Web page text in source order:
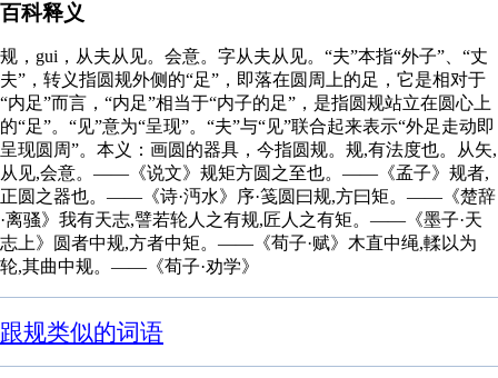
百科释义
规，gui，从夫从见。会意。字从夫从见。“夫”本指“外子”、“丈
夫”，转义指圆规外侧的“足”，即落在圆周上的足，它是相对于
“内足”而言，“内足”相当于“内子的足”，是指圆规站立在圆心上
的“足”。“见”意为“呈现”。“夫”与“见”联合起来表示“外足走动即
呈现圆周”。本义：画圆的器具，今指圆规。规,有法度也。从矢,
从见,会意。——《说文》规矩方圆之至也。——《孟子》规者,
正圆之器也。——《诗·沔水》序·笺圆曰规,方曰矩。——《楚辞
·离骚》我有天志,譬若轮人之有规,匠人之有矩。——《墨子·天
志上》圆者中规,方者中矩。——《荀子·赋》木直中绳,輮以为
轮,其曲中规。——《荀子·劝学》
跟规类似的词语